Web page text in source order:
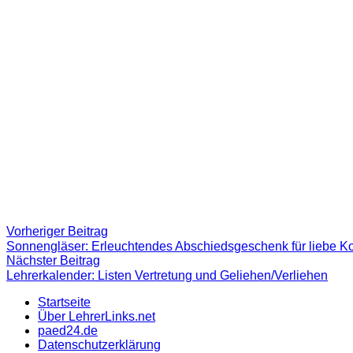
Beitragsnavigation
Vorheriger Beitrag
Beitrag:
Sonnengläser: Erleuchtendes Abschiedsgeschenk für liebe
Nächster Beitrag
Beitrag
Lehrerkalender: Listen Vertretung und Geliehen/Verliehen
Startseite
Über LehrerLinks.net
paed24.de
Datenschutzerklärung